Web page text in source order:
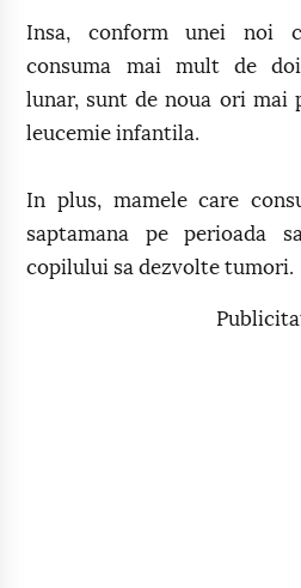
Insa, conform unei noi
consuma mai mult de
lunar, sunt de noua ori mai
leucemie infantila.
In plus, mamele care
saptamana pe perioada
copilului sa dezvolte tumori.